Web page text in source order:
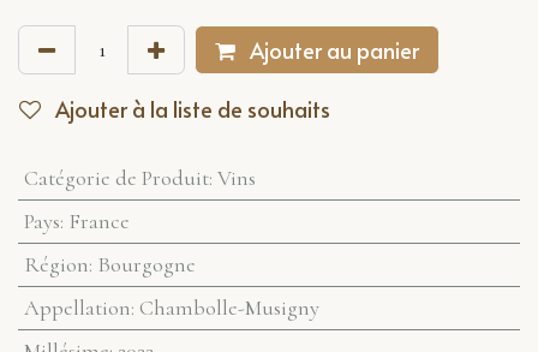
Ajouter au panier
Ajouter à la liste de souhaits
Catégorie de Produit: Vins
Pays: France
Région: Bourgogne
Appellation: Chambolle-Musigny